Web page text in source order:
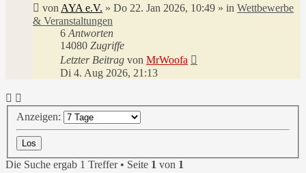
von AYA e.V. » Do 22. Jan 2026, 10:49 » in Wettbewerbe
& Veranstaltungen
6 Antworten
14080 Zugriffe
Letzter Beitrag von MrWoofa
Di 4. Aug 2026, 21:13
Anzeigen:
Die Suche ergab 1 Treffer • Seite 1 von 1